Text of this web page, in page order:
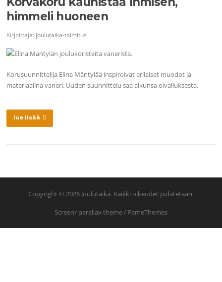
himmeli huoneen
Kirjoittaja: joulutaika-toimitus
Korusuunnittelija Elina Mäntylää inspiroivat erilaiset muodot ja
materiaalina vaneri. Uuden suunnittelu saa alkunsa oivalluksesta.
lue lisää
Copyright © 2026 Joulutaika. Kaikki oikeudet pidätetään.
Screenr parallax theme/ FameThemes